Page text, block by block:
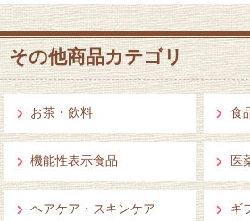
その他商品カテゴリ
お茶・飲料 食
機能性表示食品 医
ヘアケア・スキンケア ギ